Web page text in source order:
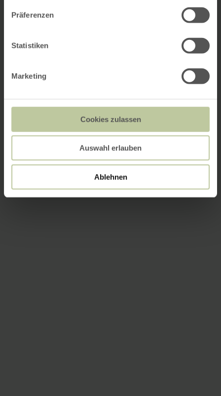
Präferenzen
Statistiken
Marketing
Cookies zulassen
Auswahl erlauben
Ablehnen